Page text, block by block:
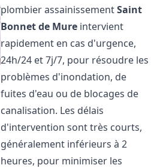
plombier assainissementSaint
Bonnet de Mure intervient
rapidement en cas d'urgence,
24h/24 et 7j/7, pour résoudre les
problèmes d'inondation, de
fuites d'eau ou de blocages de
canalisation. Les délais
d'intervention sont très courts,
généralement inférieurs à 2
heures, pour minimiser les